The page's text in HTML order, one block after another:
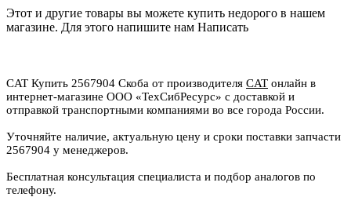
Этот и другие товары вы можете купить недорого в нашем
магазине. Для этого напишите нам Написать
CAT Купить 2567904 Скоба от производителя CAT онлайн в
интернет-магазине ООО «ТехСибРесурс» с доставкой и
отправкой транспортными компаниями во все города России.
Уточняйте наличие, актуальную цену и сроки поставки запчасти
2567904 у менеджеров.
Бесплатная консультация специалиста и подбор аналогов по
телефону.